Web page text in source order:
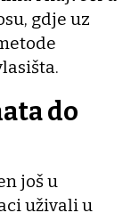
gdje uz
do
još u
uživali u